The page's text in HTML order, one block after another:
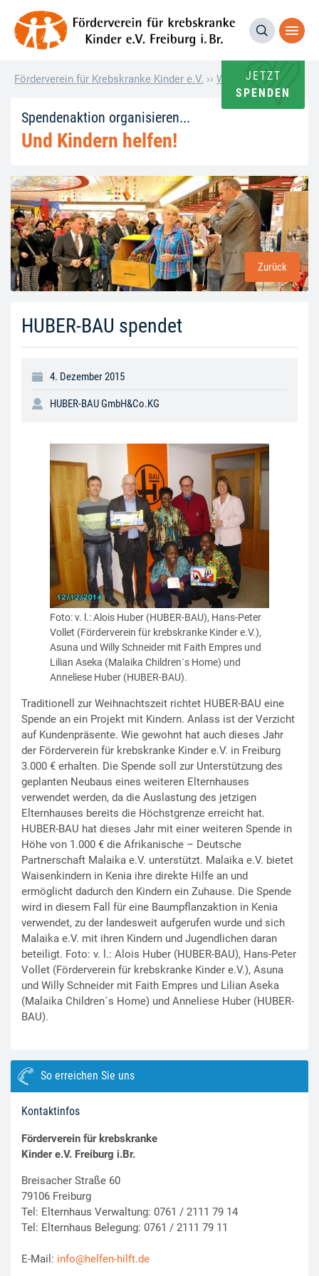
JETZT
SPENDEN
Förderverein für Krebskranke Kinder e.V. ›› Wie andere helfen
Spendenaktion organisieren...
Und Kindern helfen!
HUBER-BAU spendet
Zurück
4. Dezember 2015
HUBER-BAU GmbH&Co.KG
Foto: v. l.: Alois Huber (HUBER-BAU), Hans-Peter
Vollet (Förderverein für krebskranke Kinder e.V.),
Asuna und Willy Schneider mit Faith Empres und
Lilian Aseka (Malaika Children´s Home) und
Anneliese Huber (HUBER-BAU).
Traditionell zur Weihnachtszeit richtet HUBER-BAU eine
Spende an ein Projekt mit Kindern. Anlass ist der Verzicht
auf Kundenpräsente. Wie gewohnt hat auch dieses Jahr
der Förderverein für krebskranke Kinder e.V. in Freiburg
3.000 € erhalten. Die Spende soll zur Unterstützung des
geplanten Neubaus eines weiteren Elternhauses
verwendet werden, da die Auslastung des jetzigen
Elternhauses bereits die Höchstgrenze erreicht hat.
HUBER-BAU hat dieses Jahr mit einer weiteren Spende in
Höhe von 1.000 € die Afrikanische – Deutsche
Partnerschaft Malaika e.V. unterstützt. Malaika e.V. bietet
Waisenkindern in Kenia ihre direkte Hilfe an und
ermöglicht dadurch den Kindern ein Zuhause. Die Spende
wird in diesem Fall für eine Baumpflanzaktion in Kenia
verwendet, zu der landesweit aufgerufen wurde und sich
Malaika e.V. mit ihren Kindern und Jugendlichen daran
beteiligt. Foto: v. l.: Alois Huber (HUBER-BAU), Hans-Peter
Vollet (Förderverein für krebskranke Kinder e.V.), Asuna
und Willy Schneider mit Faith Empres und Lilian Aseka
(Malaika Children´s Home) und Anneliese Huber (HUBER-
BAU).
So erreichen Sie uns
Kontaktinfos
Förderverein für krebskranke
Kinder e.V. Freiburg i.Br.
Breisacher Straße 60
79106 Freiburg
Tel: Elternhaus Verwaltung: 0761 / 2111 79 14
Tel: Elternhaus Belegung: 0761 / 2111 79 11
E-Mail: info@helfen-hilft.de